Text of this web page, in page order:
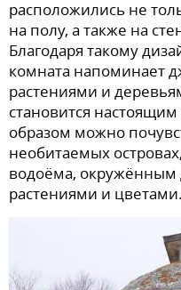
расположились не
на полу, а также на
Благодаря такому
комната напоминает
растениями и
становится
образом можно
необитаемых
водоёма,
растениями и цветами.